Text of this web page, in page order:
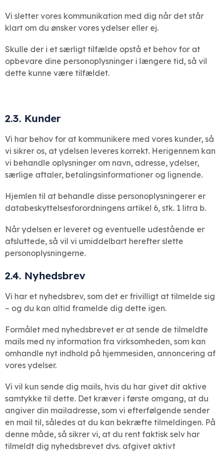
Vi sletter vores kommunikation med dig når det står
klart om du ønsker vores ydelser eller ej.
Skulle der i et særligt tilfælde opstå et behov for at
opbevare dine personoplysninger i længere tid, så vil
dette kunne være tilfældet.
2.3. Kunder
Vi har behov for at kommunikere med vores kunder, så
vi sikrer os, at ydelsen leveres korrekt. Herigennem kan
vi behandle oplysninger om navn, adresse, ydelser,
særlige aftaler, betalingsinformationer og lignende.
Hjemlen til at behandle disse personoplysningerer er
databeskyttelsesforordningens artikel 6, stk. 1 litra b.
Når ydelsen er leveret og eventuelle udestående er
afsluttede, så vil vi umiddelbart herefter slette
personoplysningerne.
2.4. Nyhedsbrev
Vi har et nyhedsbrev, som det er frivilligt at tilmelde sig
– og du kan altid framelde dig dette igen.
Formålet med nyhedsbrevet er at sende de tilmeldte
mails med ny information fra virksomheden, som kan
omhandle nyt indhold på hjemmesiden, annoncering af
vores ydelser.
Vi vil kun sende dig mails, hvis du har givet dit aktive
samtykke til dette. Det kræver i første omgang, at du
angiver din mailadresse, som vi efterfølgende sender
en mail til, således at du kan bekræfte tilmeldingen. På
denne måde, så sikrer vi, at du rent faktisk selv har
tilmeldt dig nyhedsbrevet dvs. afgivet aktivt